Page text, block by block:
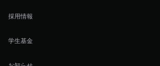
採用情報
学生基金